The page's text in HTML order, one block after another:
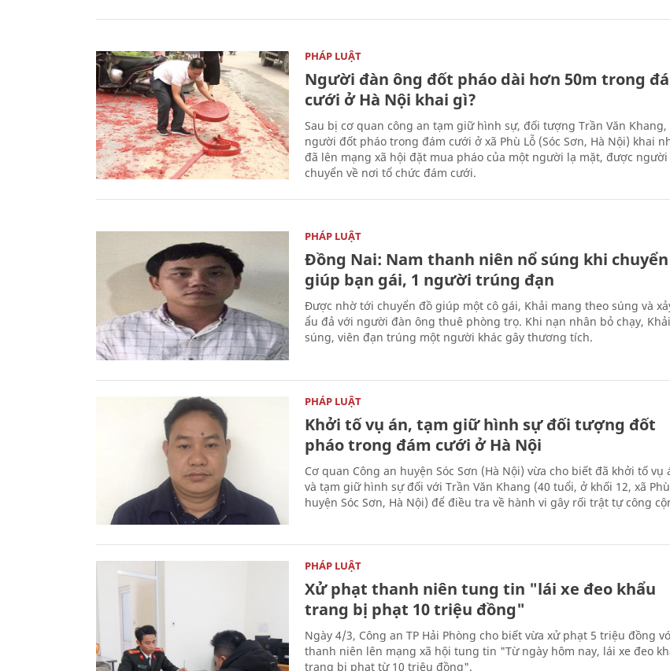
PHÁP LUẬT
Người đàn ông đốt pháo dài hơn 50m trong
cưới ở Hà Nội khai gì?
Sau bị cơ quan công an tạm giữ hình sự, đối tượng Trần Văn Khang,
người đốt pháo trong đám cưới ở xã Phù Lỗ (Sóc Sơn, Hà Nội) khai
đã lên mạng xã hội đặt mua pháo của một người lạ mặt, được người
chuyển về nơi tổ chức đám cưới.
PHÁP LUẬT
Đồng Nai: Nam thanh niên nổ súng khi
giúp bạn gái, 1 người trúng đạn
Được nhờ tới chuyển đồ giúp một cô gái, Khải mang theo súng và
ẩu đả với người đàn ông thuê phòng trọ. Khi nạn nhân bỏ chạy,
súng, viên đạn trúng một người khác gây thương tích.
PHÁP LUẬT
Khởi tố vụ án, tạm giữ hình sự đối tượng đốt
pháo trong đám cưới ở Hà Nội
Cơ quan Công an huyện Sóc Sơn (Hà Nội) vừa cho biết đã khởi tố vụ
và tạm giữ hình sự đối với Trần Văn Khang (40 tuổi, ở khối 12, xã
huyện Sóc Sơn, Hà Nội) để điều tra về hành vi gây rối trật tự công
PHÁP LUẬT
Xử phạt thanh niên tung tin "lái xe đeo khẩu
trang bị phạt 10 triệu đồng"
Ngày 4/3, Công an TP Hải Phòng cho biết vừa xử phạt 5 triệu đồng
thanh niên lên mạng xã hội tung tin "Từ ngày hôm nay, lái xe đeo
trang bị phạt từ 10 triệu đồng".